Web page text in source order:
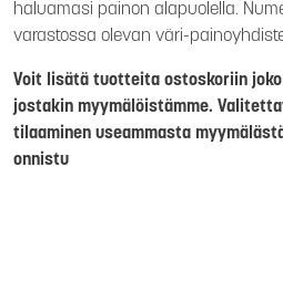
haluamasi painon alapuolella.
varastossa olevan väri-
Voit lisätä tuotteita ostoskoriin
jostakin myymälöistämme.
tilaaminen useammasta
onnistu